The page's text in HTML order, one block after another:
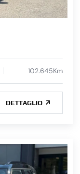
102.645Km
DETTAGLIO